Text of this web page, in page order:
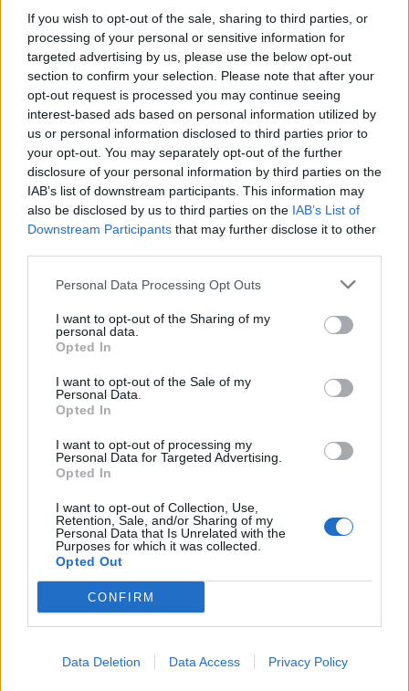
If you wish to opt-out of the sale, sharing to third parties, or
processing of your personal or sensitive information for
targeted advertising by us, please use the below opt-out
section to confirm your selection. Please note that after your
opt-out request is processed you may continue seeing
interest-based ads based on personal information utilized by
us or personal information disclosed to third parties prior to
your opt-out. You may separately opt-out of the further
disclosure of your personal information by third parties on the
IAB’s list of downstream participants. This information may
also be disclosed by us to third parties on the IAB’s List of
Downstream Participants that may further disclose it to other
Personal Data Processing Opt Outs
I want to opt-out of the Sharing of my
personal data.
Opted In
I want to opt-out of the Sale of my
Personal Data.
Opted In
I want to opt-out of processing my
Personal Data for Targeted Advertising.
Opted In
I want to opt-out of Collection, Use,
Retention, Sale, and/or Sharing of my
Personal Data that Is Unrelated with the
Purposes for which it was collected.
Opted Out
CONFIRM
Data Deletion Data Access Privacy Policy
Large Brewpub of the Year
Vintage Brewing Co – Madison, Wisconsin
Brewery Group of the Year:
Kern River Brewing Co – Kernville, Kalifornien.
Här är dessutom vinnarna i de öl klasser där flest öl var
anmälda
Juicy or Hazy India Pale Ale (348 anmälda öl)
Guld: Old Irving Brewing Co., Beezer, Chicago, Illinois
Silver: City Lights Brewing Co., Hazy IPA, Milwaukee,
Wisconsin
Brons: Pond Farm Brewing Co., Devil’s Gulch, San Rafael,
Kalifornien
American-Style India Pale Ale (342 anmälda öl)
Guld: Comrade Brewing Co., More Dodge Less RAM,
Denver, Colorado
Silver: Green Cheek Beer Co., Radiant Beauty, Orange,
Brons: Coronado Brewing Co. – Weekend Vibes IPA, San
Diego, Kalifornien
Fruited American-Style Sour Ale (215 entries)
Silver: Storm Peak Brewing Co., Hoochie Mama, Steamboat
Springs, Colorado
Brons: Edmund’s Oast Brewing Co., Sour Blackberry
Alla vinnare i alla klasser hittar duvia den här länken.
RELATERADE ARTIKLAR:
Rekommenderad läsning
USA-importören om turbulens, bojkott och
Bolaget
Amerikansk bojkott – lägsta ölförsäljningen